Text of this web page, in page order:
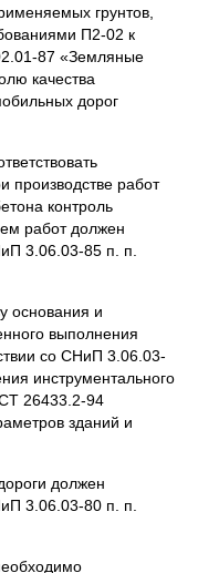
грунтов,
П2-02 к
87 «Земляные
качества
дорог
работ
контроль
работ должен
3.06.03-85 п. п.
основания и
выполнения
со СНиП 3.06.03-
инструментального
26433.2-94
зданий и
должен
3.06.03-80 п. п.